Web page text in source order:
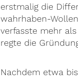
erstmalig die
wahrhaben-
verfasste mehr
regte die
Nachdem etwa